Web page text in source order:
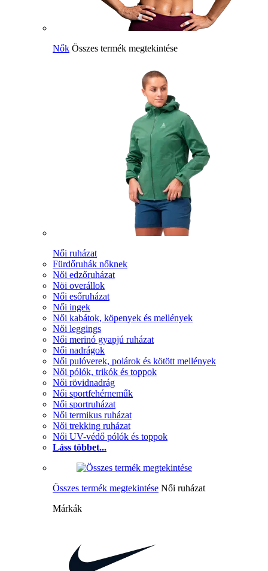
Nők Összes termék megtekintése
Női ruházat
Fürdőruhák nőknek
Női edzőruházat
Nöi overállok
Női esőruházat
Női ingek
Női kabátok, köpenyek és mellények
Női leggings
Női merinó gyapjú ruházat
Női nadrágok
Női pulóverek, polárok és kötött mellények
Női pólók, trikók és toppok
Női rövidnadrág
Női sportfehérneműk
Női sportruházat
Női termikus ruházat
Női trekking ruházat
Női UV-védő pólók és toppok
Láss többet...
Összes termék megtekintése Női ruházat
Márkák